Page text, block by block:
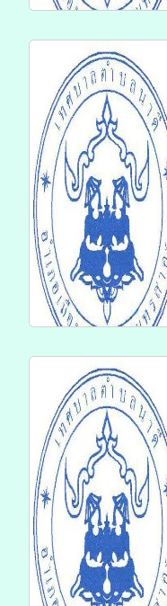
6 ส.ค. 2569
6 ส.ค.69 ประกาศฯ เรื่อง
ประกาศผู้ชนะการเสนอ
ราคา ซื้อวัสดุสำนักงาน
(กล่องใส่ใบแจ้งหนี้)
จำนวน 1 รายกา...
4 ส.ค. 2569
4 ส.ค.69 ประกาศฯ เรื่อง
ประกาศผู้ชนะการเสนอ
ราคา ซื้อวัสดุ
คอมพิวเตอร์ จำนวน 8
รายการ โดยวิธีเฉพาะ
เจาะ...